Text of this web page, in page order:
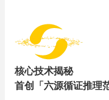
核心技术揭秘
首创「六源循证推理